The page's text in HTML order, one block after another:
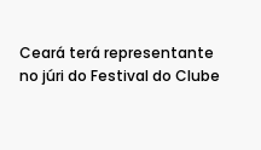
Ceará terá representante
no júri do Festival do Clube